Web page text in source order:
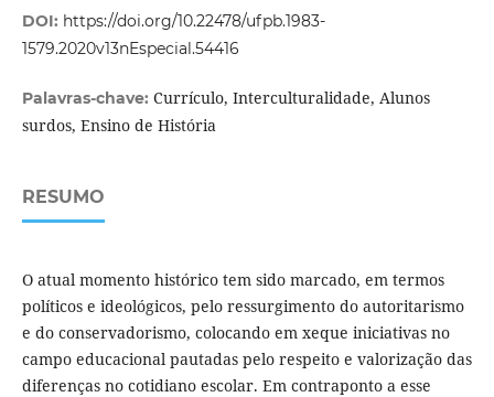
DOI: https://doi.org/10.22478/ufpb.1983-
1579.2020v13nEspecial.54416
Palavras-chave: Currículo, Interculturalidade, Alunos
surdos, Ensino de História
RESUMO
O atual momento histórico tem sido marcado, em termos
políticos e ideológicos, pelo ressurgimento do autoritarismo
e do conservadorismo, colocando em xeque iniciativas no
campo educacional pautadas pelo respeito e valorização das
diferenças no cotidiano escolar. Em contraponto a esse